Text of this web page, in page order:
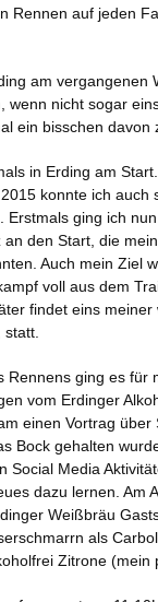
Rennen auf jeden
am vergangenen
wenn nicht sogar
ein bisschen davon
in Erding am
konnte ich auch
Erstmals ging ich
den Start, die
Auch mein Ziel
voll aus dem
findet eins
Rennens ging es für
vom Erdinger
einen Vortrag über
Bock gehalten
Social Media
dazu lernen. Am
Weißbräu
als
Zitrone (mein